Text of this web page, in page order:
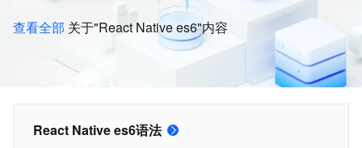
查看全部 关于"React Native es6"内容
React Native es6语法